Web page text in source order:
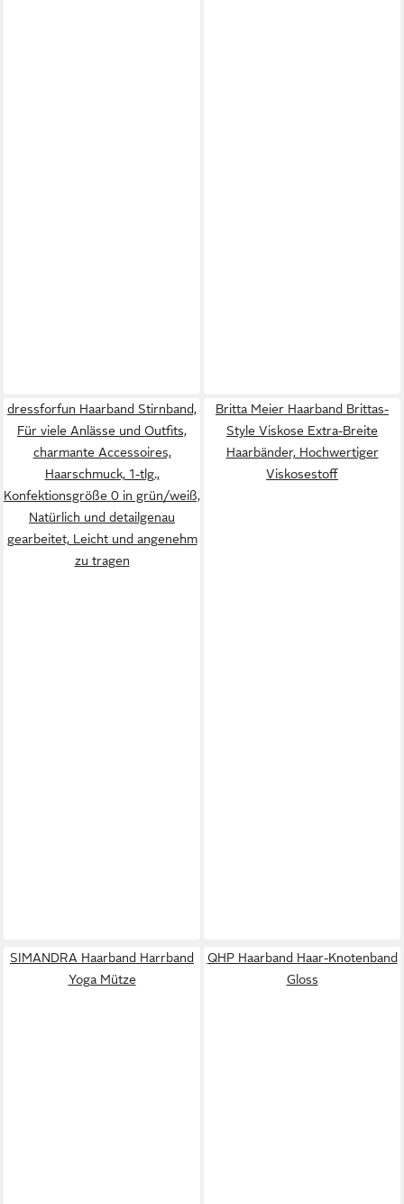
dressforfun Haarband Stirnband,
Für viele Anlässe und Outfits,
charmante Accessoires,
Haarschmuck, 1-tlg.,
Konfektionsgröße 0 in grün/weiß,
Natürlich und detailgenau
gearbeitet, Leicht und angenehm
zu tragen
Britta Meier Haarband Brittas-
Style Viskose Extra-Breite
Haarbänder, Hochwertiger
Viskosestoff
SIMANDRA Haarband Harrband
Yoga Mütze
QHP Haarband Haar-Knotenband
Gloss